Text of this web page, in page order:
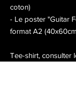
coton)
- Le poster "Guitar
format A2
Tee-shirt, consulter